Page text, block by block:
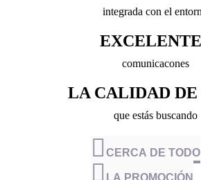
integrada con el
comunicacones
LA CALIDAD
que estás buscando
CERCA DE TODO
LA PROMOCIÓN